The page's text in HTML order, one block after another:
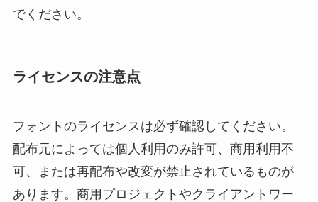
でください。
ライセンスの注意点
フォントのライセンスは必ず確認してください。
配布元によっては個人利用のみ許可、商用利用不
可、または再配布や改変が禁止されているものが
あります。商用プロジェクトやクライアントワー